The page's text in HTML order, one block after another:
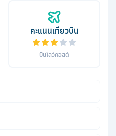
คะแนนเที่ยวบิน
บินโลว์คอสต์